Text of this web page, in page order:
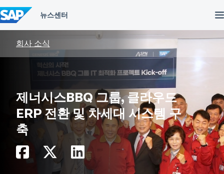
텐
츠
건
회사 소식
제너시스BBQ 그룹, 클라우드
ERP 전환 및 차세대 시스템 구
축